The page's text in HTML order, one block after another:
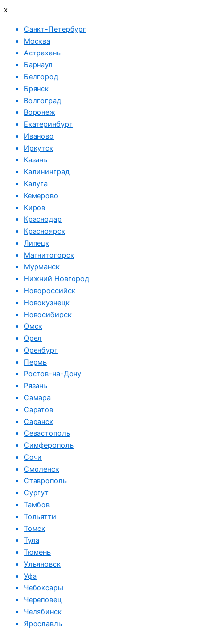
x
Санкт-Петербург
Москва
Астрахань
Барнаул
Белгород
Брянск
Волгоград
Воронеж
Екатеринбург
Иваново
Иркутск
Казань
Калининград
Калуга
Кемерово
Киров
Краснодар
Красноярск
Липецк
Магнитогорск
Мурманск
Нижний Новгород
Новороссийск
Новокузнецк
Новосибирск
Омск
Орел
Оренбург
Пермь
Ростов-на-Дону
Рязань
Самара
Саратов
Саранск
Севастополь
Симферополь
Сочи
Смоленск
Ставрополь
Сургут
Тамбов
Тольятти
Томск
Тула
Тюмень
Ульяновск
Уфа
Чебоксары
Череповец
Челябинск
Ярославль